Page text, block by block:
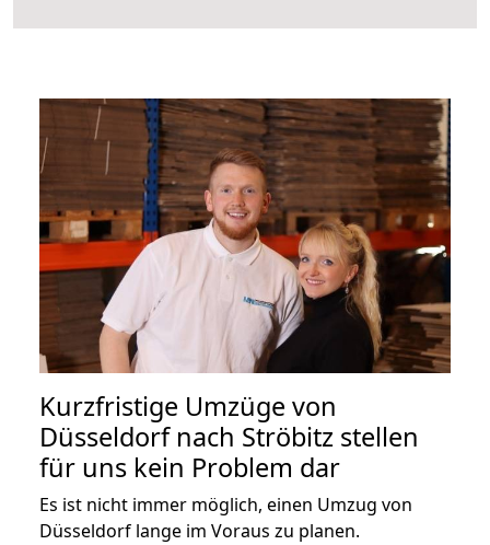
Kurzfristige Umzüge von
Düsseldorf nach Ströbitz stellen
für uns kein Problem dar
Es ist nicht immer möglich, einen Umzug von
Düsseldorf lange im Voraus zu planen.